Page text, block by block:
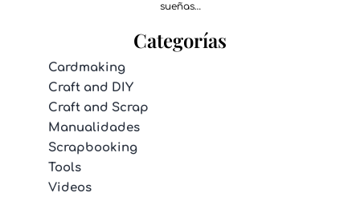
sueñas…
Categorías
Cardmaking
Craft and DIY
Craft and Scrap
Manualidades
Scrapbooking
Tools
Videos